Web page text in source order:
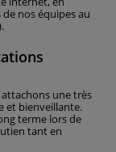
de nos équipes au
une très
et bienveillante.
terme lors de
tant en